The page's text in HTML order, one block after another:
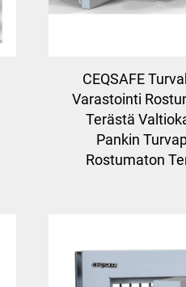
CEQSAFE
Varastointi
Terästä
Pankin
Rostumaton